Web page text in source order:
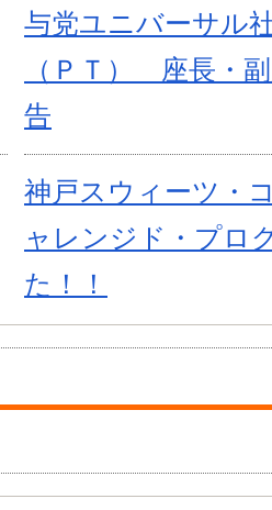
与党ユニバーサル
（ＰＴ） 座長・
告
神戸スウィーツ・
ャレンジド・プロ
た！！